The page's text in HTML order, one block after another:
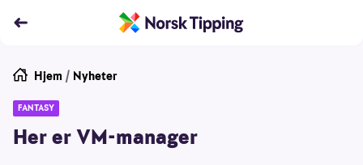
Hjem / Nyheter
FANTASY
Her er VM-manager